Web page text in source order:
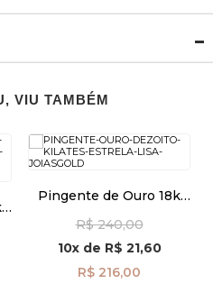
VIU TAMBÉM
Pingente de Ouro 18k
R$ 240,00
10xde R$ 21,60
R$ 216,00